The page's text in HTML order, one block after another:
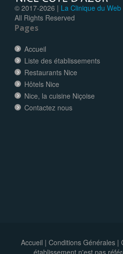
© 2017-2026 | La Clinique du Web
All Rights Reserved
Pages
Accueil
Liste des établissements
Restaurants Nice
Hôtels Nice
Nice, la cuisine Niçoise
Contactez nous
Accueil | Conditions Générales|